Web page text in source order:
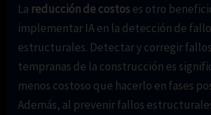
La reducción de costoses otro
implementar IA en la detección de
estructurales. Detectar y corregir
tempranas de la construcción es
menos costoso que hacerlo en fases
Además, al prevenir fallos